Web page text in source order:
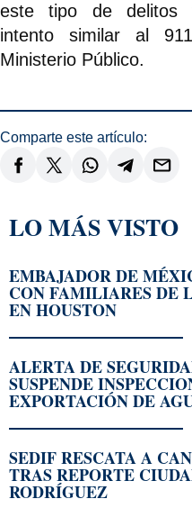
este tipo de delitos
intento similar al
Ministerio Público.
Comparte este artículo:
LO MÁS VISTO
EMBAJADOR DE
CON FAMILIARES DE
EN HOUSTON
ALERTA DE
SUSPENDE
EXPORTACIÓN DE
SEDIF RESCATA A
TRAS REPORTE
RODRÍGUEZ